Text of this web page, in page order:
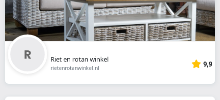
Riet en rotan winkel
rietenrotanwinkel.nl 9,9